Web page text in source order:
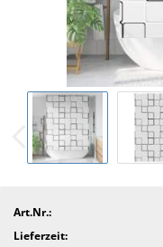
Art.Nr.:
Lieferzeit: